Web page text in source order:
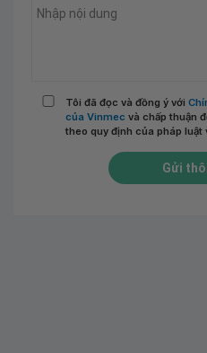
Tôi đã đọc và đồng ý với
của Vinmec và chấp thuận
theo quy định của pháp luật
Gửi